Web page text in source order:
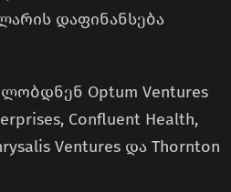
დაფინანსება
Optum Ventures
Confluent Health,
Ventures და Thornton